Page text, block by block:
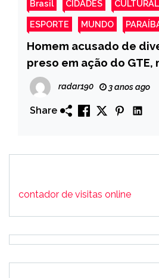
Brasil CIDADES CULTURAL
ESPORTE MUNDO
Homem acusado de
preso em ação do GTE,
Sousa
radar190 3 anos ago
Share
contador de visitas online